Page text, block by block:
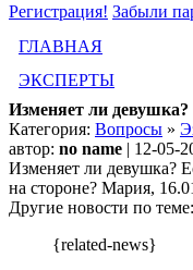
Регистрация! Забыли
ГЛАВНАЯ
ЭКСПЕРТЫ
Изменяет ли девушка?
Категория: Вопросы »
автор: no name | 12-05-
Изменяет ли девушка?
на стороне? Мария,
Другие новости по теме:
{related-news}